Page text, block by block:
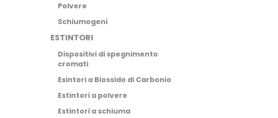
Polvere
Schiumogeni
ESTINTORI
Dispositivi di spegnimento
cromati
Esintori a Biossido di Carbonio
Estintori a polvere
Estintori a schiuma